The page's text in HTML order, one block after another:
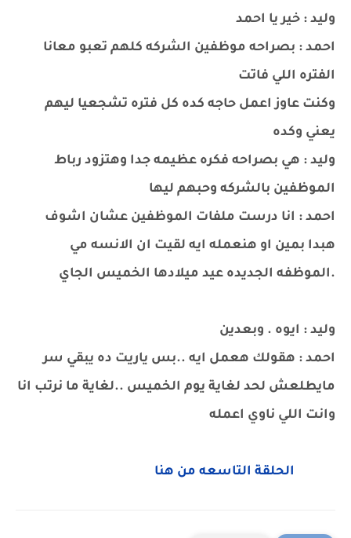
وليد : خير يا احمد
احمد : بصراحه موظفين الشركه كلهم تعبو معانا
الفتره اللي فاتت
وكنت عاوز اعمل حاجه كده كل فتره تشجعيا ليهم
يعني وكده
وليد : هي بصراحه فكره عظيمه جدا وهتزود رباط
الموظفين بالشركه وحبهم ليها
احمد : انا درست ملفات الموظفين عشان اشوف
هبدا بمين او هنعمله ايه لقيت ان الانسه مي
.الموظفه الجديده عيد ميلادها الخميس الجاي
وليد : ايوه . وبعدين
احمد : هقولك هعمل ايه ..بس ياريت ده يبقي سر
مايطلعش لحد لغاية يوم الخميس ..لغاية ما نرتب انا
وانت اللي ناوي اعمله
الحلقة التاسعه من هنا